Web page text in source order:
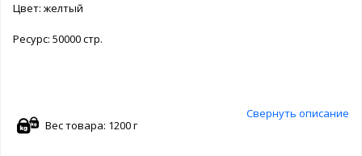
Цвет: желтый
Ресурс: 50000 стр.
Свернуть описание
Вес товара: 1200 г